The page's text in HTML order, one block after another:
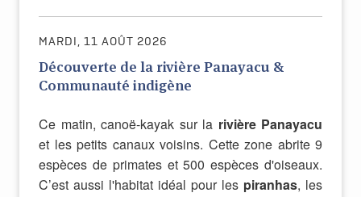
MARDI, 11 AOÛT 2026
Découverte de la rivière Panayacu &
Communauté indigène
Ce matin, canoë-kayak sur la rivière Panayacu
et les petits canaux voisins. Cette zone abrite 9
espèces de primates et 500 espèces d'oiseaux.
C’est aussi l'habitat idéal pour les piranhas, les